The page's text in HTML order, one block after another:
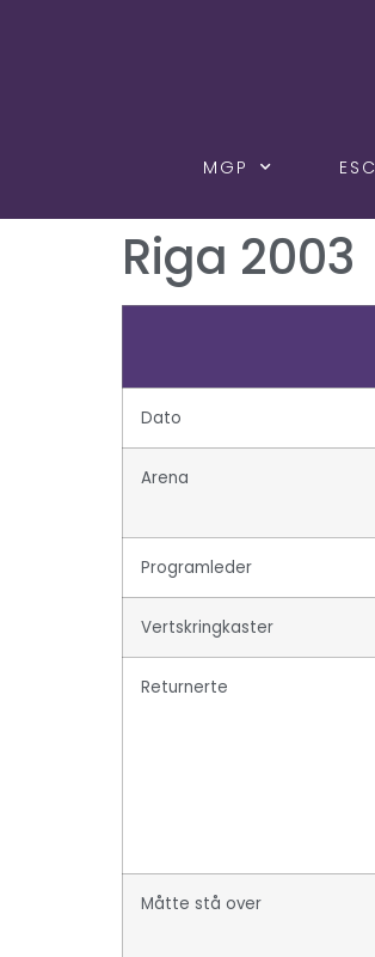
MGP ESC
Riga 2003
Dato
Arena
Programleder
Vertskringkaster
Returnerte
Måtte stå over